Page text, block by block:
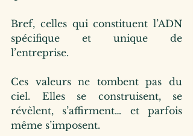
Bref, celles qui constituent l’ADN
spécifique et unique de
l’entreprise.
Ces valeurs ne tombent pas du
ciel. Elles se construisent, se
révèlent, s’affirment… et parfois
même s’imposent.